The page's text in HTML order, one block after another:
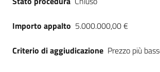
Seguici
Importo appalto 5.000.000,00 €
Criterio di aggiudicazione Prezzo più